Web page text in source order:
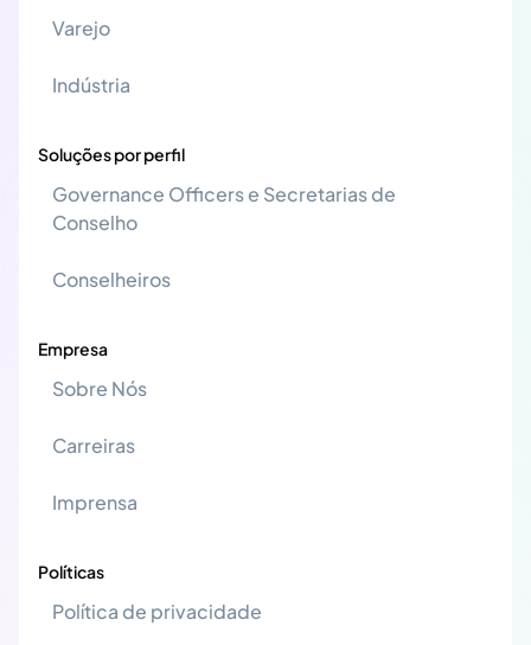
Varejo
Indústria
Soluções por perfil
Governance Officers e Secretarias de
Conselho
Conselheiros
Empresa
Sobre Nós
Carreiras
Imprensa
Políticas
Política de privacidade